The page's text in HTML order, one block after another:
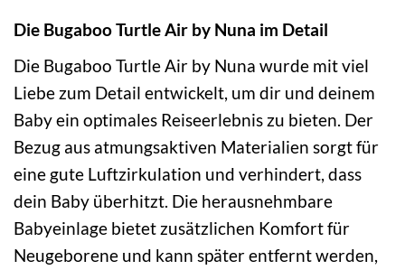
Die Bugaboo Turtle Air by Nuna im Detail
Die Bugaboo Turtle Air by Nuna wurde mit viel
Liebe zum Detail entwickelt, um dir und deinem
Baby ein optimales Reiseerlebnis zu bieten. Der
Bezug aus atmungsaktiven Materialien sorgt für
eine gute Luftzirkulation und verhindert, dass
dein Baby überhitzt. Die herausnehmbare
Babyeinlage bietet zusätzlichen Komfort für
Neugeborene und kann später entfernt werden,